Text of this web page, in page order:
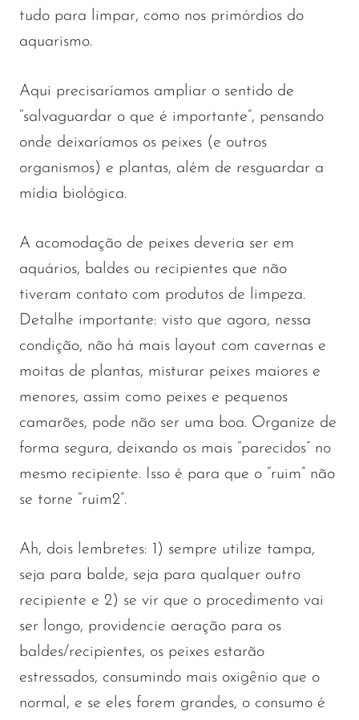
tudo para limpar, como nos primórdios do
aquarismo.
Aqui precisaríamos ampliar o sentido de
“salvaguardar o que é importante”, pensando
onde deixaríamos os peixes (e outros
organismos) e plantas, além de resguardar a
mídia biológica.
A acomodação de peixes deveria ser em
aquários, baldes ou recipientes que não
tiveram contato com produtos de limpeza.
Detalhe importante: visto que agora, nessa
condição, não há mais layout com cavernas e
moitas de plantas, misturar peixes maiores e
menores, assim como peixes e pequenos
camarões, pode não ser uma boa. Organize de
forma segura, deixando os mais “parecidos” no
mesmo recipiente. Isso é para que o “ruim” não
se torne “ruim2”.
Ah, dois lembretes: 1) sempre utilize tampa,
seja para balde, seja para qualquer outro
recipiente e 2) se vir que o procedimento vai
ser longo, providencie aeração para os
baldes/recipientes, os peixes estarão
estressados, consumindo mais oxigênio que o
normal, e se eles forem grandes, o consumo é